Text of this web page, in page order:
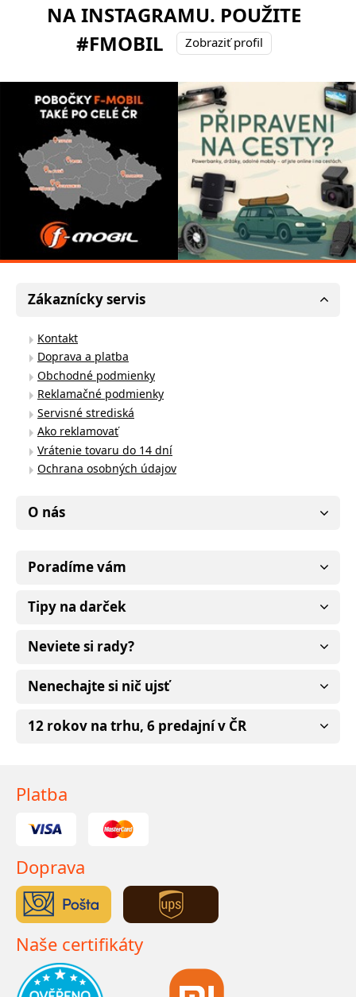
NA INSTAGRAMU. POUŽITE
#FMOBIL
Zobraziť profil
Zákaznícky servis
Kontakt
Doprava a platba
Obchodné podmienky
Reklamačné podmienky
Servisné strediská
Ako reklamovať
Vrátenie tovaru do 14 dní
Ochrana osobných údajov
O nás
Poradíme vám
Tipy na darček
Neviete si rady?
Nenechajte si nič ujsť
12 rokov na trhu, 6 predajní v ČR
Platba
Doprava
Naše certifikáty